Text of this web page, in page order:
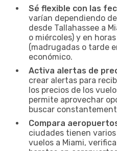
Sé flexible con las
varían dependiendo
desde Tallahassee a
o miércoles) y en
(madrugadas o tarde
económico.
Activa alertas de
crear alertas para
los precios de los
permite aprovechar
buscar
Compara
ciudades tienen
vuelos a Miami,